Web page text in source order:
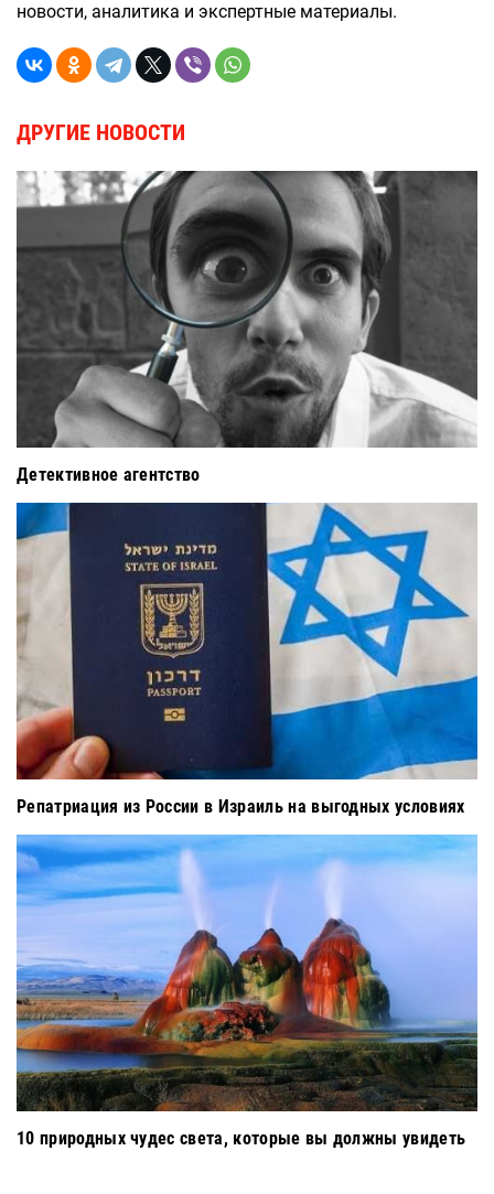
новости, аналитика и экспертные материалы.
ДРУГИЕ НОВОСТИ
Детективное агентство
Репатриация из России в Израиль на выгодных условиях
10 природных чудес света, которые вы должны увидеть